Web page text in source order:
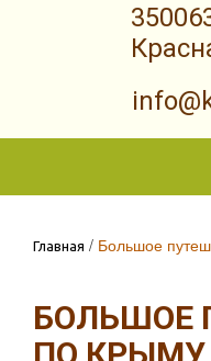
Skip to
Главная / Большое
БОЛЬШОЕ